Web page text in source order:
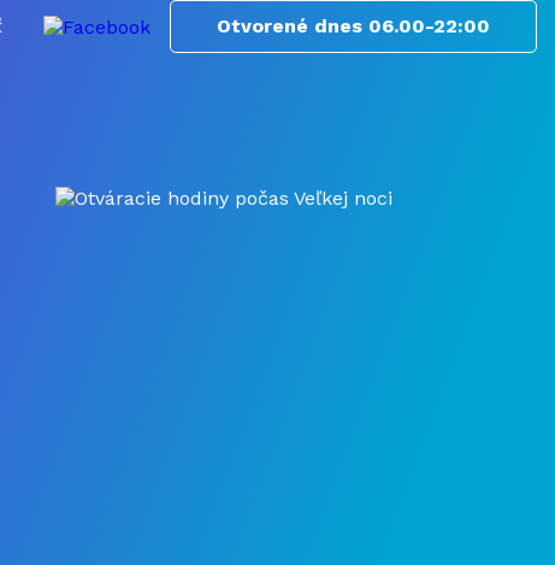
Otvorené dnes 06.00-22:00